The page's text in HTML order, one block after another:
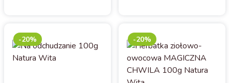
organizmie.
-20% -20%